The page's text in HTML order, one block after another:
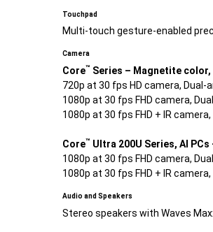
Touchpad
Multi-touch gesture-enabled
Camera
Core™ Series – Magnetite
720p at 30 fps HD camera, Dual-
1080p at 30 fps FHD camera,
1080p at 30 fps FHD + IR
Core™ Ultra 200U Series, AI
1080p at 30 fps FHD camera,
1080p at 30 fps FHD + IR
Audio and Speakers
Stereo speakers with Waves